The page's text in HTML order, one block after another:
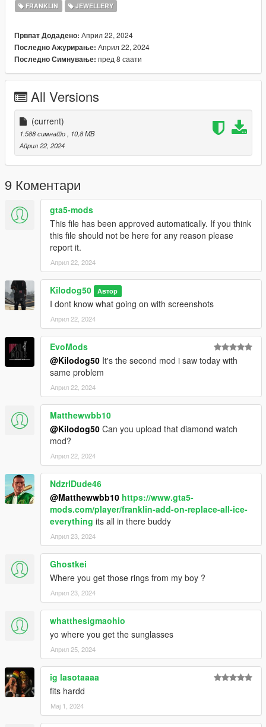
FRANKLIN JEWELLERY
Првпат Додадено: Април 22, 2024
Последно Ажурирање: Април 22, 2024
Последно Симнување: пред 8 саати
All Versions
(current)
1.588 симнато, 10,8 MB
Април 22, 2024
9 Коментари
gta5-mods
This file has been approved automatically. If you think
this file should not be here for any reason please
report it.
Април 22, 2024
Kilodog50 Автор
I dont know what going on with screenshots
Април 22, 2024
EvoMods
@Kilodog50 It's the second mod i saw today with
same problem
Април 22, 2024
Matthewwbb10
@Kilodog50 Can you upload that diamond watch
mod?
Април 22, 2024
NdzrlDude46
@Matthewwbb10 https://www.gta5-
mods.com/player/franklin-add-on-replace-all-ice-
everything its all in there buddy
Април 23, 2024
Ghostkei
Where you get those rings from my boy ?
Април 23, 2024
whatthesigmaohio
yo where you get the sunglasses
Април 25, 2024
ig lasotaaaa
fits hardd
Мај 1, 2024